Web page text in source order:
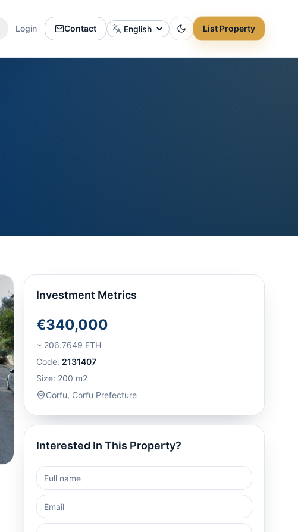
Login Contact
Change language
List Property
Investment Metrics
€340,000
~ 206.7649 ETH
Code: 2131407
Size: 200 m2
Corfu, Corfu Prefecture
Interested In This Property?